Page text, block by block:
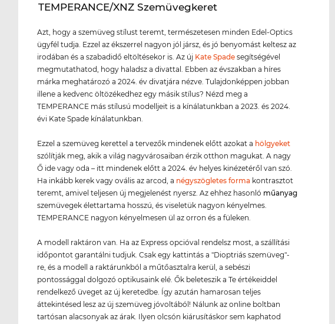
‌TEMPERANCE/XNZ Szemüvegkeret
Azt, hogy a szemüveg stílust teremt, természetesen minden Edel-Optics
ügyfél tudja. Ezzel az ékszerrel nagyon jól jársz, és jó benyomást keltesz az
irodában és a szabadidő eltöltésekor is. Az új Kate Spade segítségével
megmutathatod, hogy haladsz a divattal. Ebben az évszakban a híres
márka meghatározó a 2024. év divatjára nézve. Tulajdonképpen jobban
illene a kedvenc öltözékedhez egy másik stílus? Nézd meg a
TEMPERANCE más stílusú modelljeit is a kínálatunkban a 2023. és 2024.
évi Kate Spade kínálatunkban.
Ezzel a szemüveg kerettel a tervezők mindenek előtt azokat a hölgyeket
szólítják meg, akik a világ nagyvárosaiban érzik otthon magukat. A nagy
Ő ide vagy oda – itt mindenek előtt a 2024. év helyes kinézetéről van szó.
Ha inkább kerek vagy ovális az arcod, a négyszögletes forma kontrasztot
teremt, amivel teljesen új megjelenést nyersz. Az ehhez hasonló műanyag
szemüvegek élettartama hosszú, és viseletük nagyon kényelmes.
TEMPERANCE nagyon kényelmesen ül az orron és a füleken.
A modell raktáron van. Ha az Express opcióval rendelsz most, a szállítási
időpontot garantálni tudjuk. Csak egy kattintás a "Dioptriás szemüveg"-
re, és a modell a raktárunkból a műtőasztalra kerül, a sebészi
pontossággal dolgozó optikusaink elé. Ők beleteszik a Te értékeiddel
rendelkező üveget az új keretedbe. Így azután hamarosan teljes
áttekintésed lesz az új szemüveg jóvoltából! Nálunk az online boltban
tartósan alacsonyak az árak. Ilyen olcsón kiárusításkor sem kaphatod